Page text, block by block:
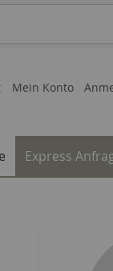
Mein Konto
Express